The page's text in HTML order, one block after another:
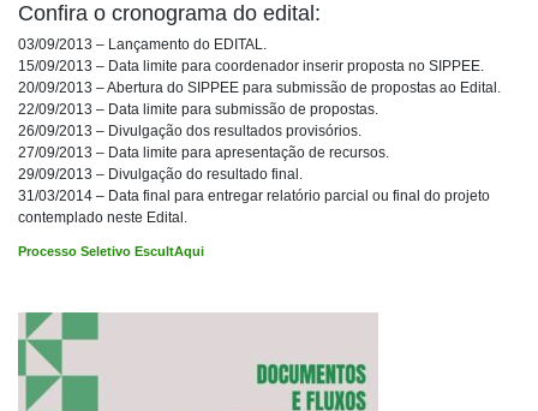
Confira o cronograma do edital:
03/09/2013 – Lançamento do EDITAL.
15/09/2013 – Data limite para coordenador inserir proposta no SIPPEE.
20/09/2013 – Abertura do SIPPEE para submissão de propostas ao Edital.
22/09/2013 – Data limite para submissão de propostas.
26/09/2013 – Divulgação dos resultados provisórios.
27/09/2013 – Data limite para apresentação de recursos.
29/09/2013 – Divulgação do resultado final.
31/03/2014 – Data final para entregar relatório parcial ou final do projeto
contemplado neste Edital.
Processo Seletivo EscultAqui